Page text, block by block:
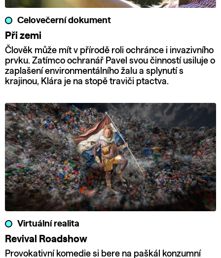
Celovečerní dokument
Při zemi
Člověk může mít v přírodě roli ochránce i invazivního
prvku. Zatímco ochranář Pavel svou činností usiluje o
zaplašení environmentálního žalu a splynutí s
krajinou, Klára je na stopě traviči ptactva.
Virtuální realita
Revival Roadshow
Provokativní komedie si bere na paškál konzumní